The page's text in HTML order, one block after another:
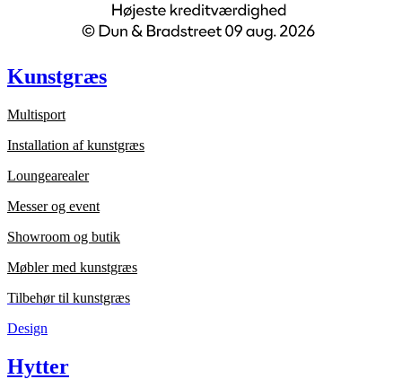
Kunstgræs
Multisport
Installation af kunstgræs
Loungearealer
Messer og event
Showroom og butik
Møbler med kunstgræs
Tilbehør til kunstgræs
Design
Hytter